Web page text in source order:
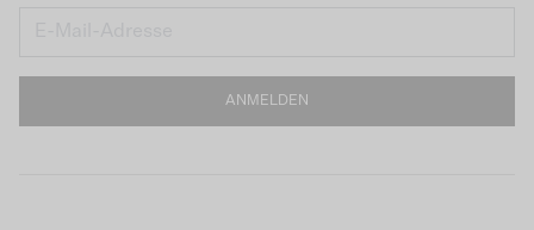
ANMELDEN